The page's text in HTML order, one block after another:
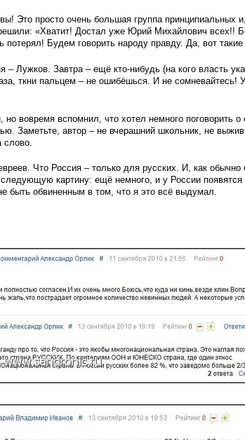
Это просто очень большая группа принципиальных
«Хватит! Достал уже Юрий Михайлович всех!!
Будем говорить народу правду. Да, вот
– Лужков. Завтра – ещё кто-нибудь (на кого власть
ткни пальцем – не ошибёшься. И не сомневайтесь!
вовремя вспомнил, что хотел немного поговорить о
Заметьте, автор – не вчерашний школьник, не
Что Россия – только для русских. И, как
картину: ещё немного, и у России появятся
быть обвиненным в том, что я это всё выдумал.